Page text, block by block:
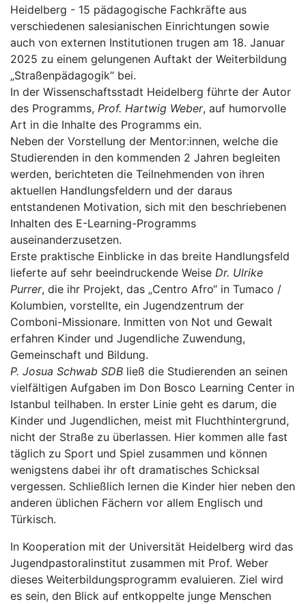
Heidelberg - 15 pädagogische Fachkräfte aus
verschiedenen salesianischen Einrichtungen sowie
auch von externen Institutionen trugen am 18. Januar
2025 zu einem gelungenen Auftakt der Weiterbildung
„Straßenpädagogik“ bei.
In der Wissenschaftsstadt Heidelberg führte der Autor
des Programms, Prof. Hartwig Weber, auf humorvolle
Art in die Inhalte des Programms ein.
Neben der Vorstellung der Mentor:innen, welche die
Studierenden in den kommenden 2 Jahren begleiten
werden, berichteten die Teilnehmenden von ihren
aktuellen Handlungsfeldern und der daraus
entstandenen Motivation, sich mit den beschriebenen
Inhalten des E-Learning-Programms
auseinanderzusetzen.
Erste praktische Einblicke in das breite Handlungsfeld
lieferte auf sehr beeindruckende Weise Dr. Ulrike
Purrer, die ihr Projekt, das „Centro Afro“ in Tumaco /
Kolumbien, vorstellte, ein Jugendzentrum der
Comboni-Missionare. Inmitten von Not und Gewalt
erfahren Kinder und Jugendliche Zuwendung,
Gemeinschaft und Bildung.
P. Josua Schwab SDB ließ die Studierenden an seinen
vielfältigen Aufgaben im Don Bosco Learning Center in
Istanbul teilhaben. In erster Linie geht es darum, die
Kinder und Jugendlichen, meist mit Fluchthintergrund,
nicht der Straße zu überlassen. Hier kommen alle fast
täglich zu Sport und Spiel zusammen und können
wenigstens dabei ihr oft dramatisches Schicksal
vergessen. Schließlich lernen die Kinder hier neben den
anderen üblichen Fächern vor allem Englisch und
Türkisch.
In Kooperation mit der Universität Heidelberg wird das
Jugendpastoralinstitut zusammen mit Prof. Weber
dieses Weiterbildungsprogramm evaluieren. Ziel wird
es sein, den Blick auf entkoppelte junge Menschen